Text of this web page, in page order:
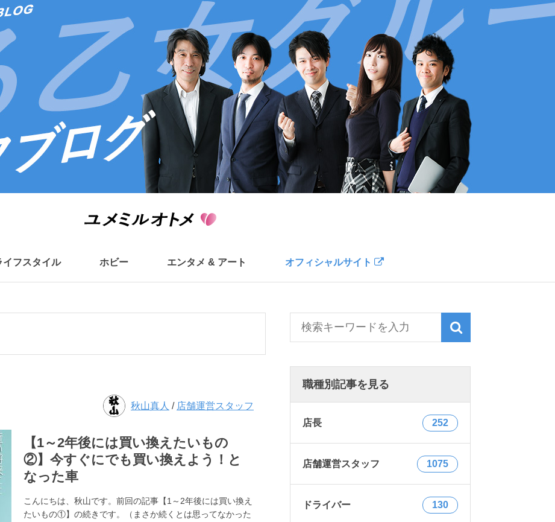
イフスタイル ホビー エンタメ & アート オフィシャルサイト
秋山真人 / 店舗運営スタッフ
【1～2年後には買い換えたいもの
②】今すぐにでも買い換えよう！と
なった車
こんにちは、秋山です。前回の記事【1～2年後には買い換え
たいもの①】の続きです。（まさか続くとは思ってなかった
職種別記事を見る
店長 252
店舗運営スタッフ 1075
ドライバー 130